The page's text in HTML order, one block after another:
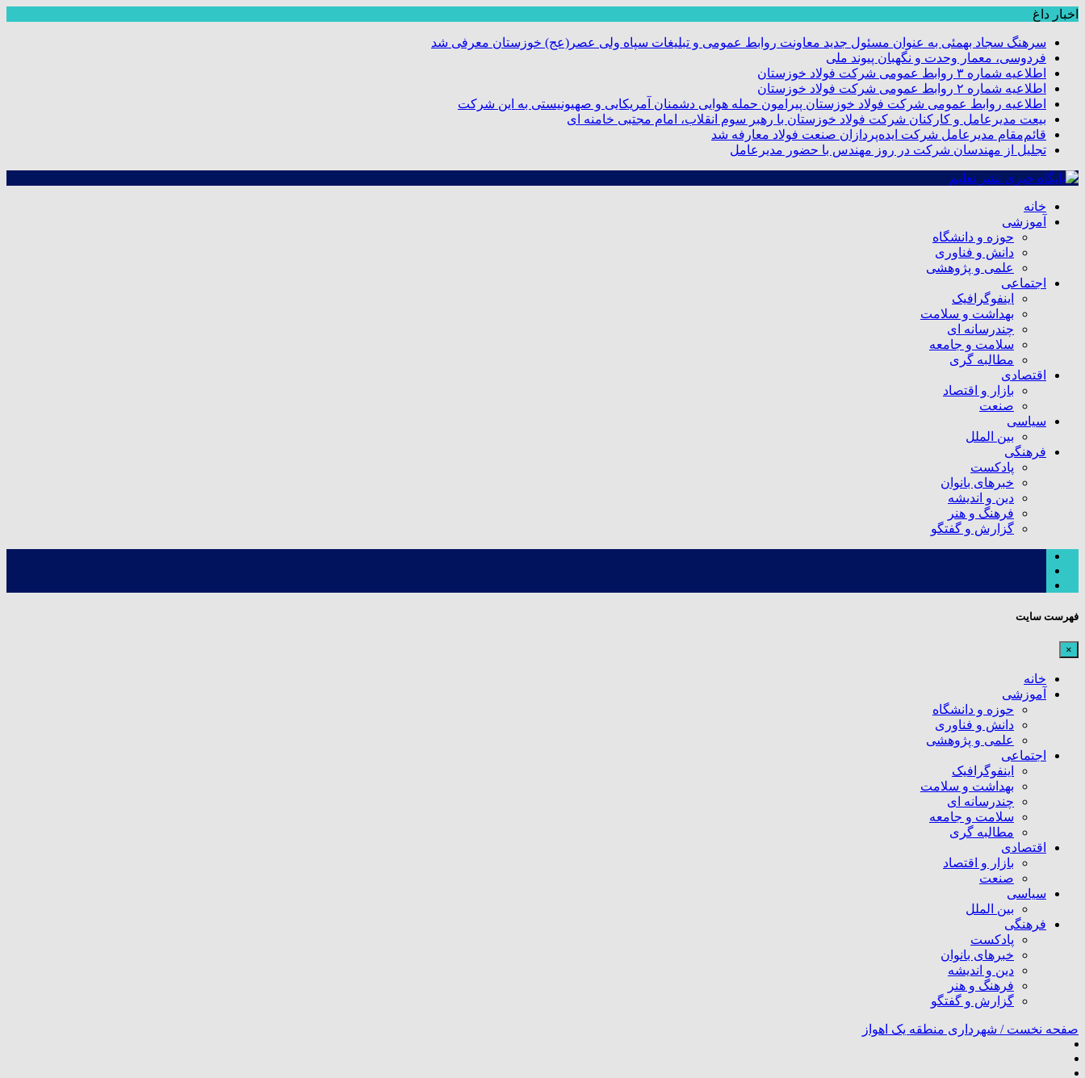
اخبار داغ
سرهنگ سجاد بهمئی به عنوان مسئول جدید معاونت روابط عمومی و تبلیغات سپاه ولی عصر(عج) خوزستان معرفی شد
فردوسی، معمار وحدت و نگهبان پیوند ملی
اطلاعیه شماره ۳ روابط عمومی شرکت فولاد خوزستان
اطلاعیه شماره ۲ روابط عمومی شرکت فولاد خوزستان
اطلاعیه روابط عمومی شرکت فولاد خوزستان پیرامون حمله هوایی دشمنان آمریکایی و صهیونیستی به این شرکت
بیعت مدیرعامل و کارکنان شرکت فولاد خوزستان با رهبر سوم انقلاب، امام مجتبی خامنه ای
قائم‌مقام مدیرعامل شرکت ایده‌پردازان صنعت فولاد معارفه شد
تجلیل از مهندسان شرکت در روز مهندس با حضور مدیرعامل
خانه
آموزشی
حوزه و دانشگاه
دانش و فناوری
علمی و پژوهشی
اجتماعی
اینفوگرافیک
بهداشت و سلامت
چندرسانه ای
سلامت و جامعه
مطالبه گری
اقتصادی
بازار و اقتصاد
صنعت
سیاسی
بین الملل
فرهنگی
پادکست
خبرهای بانوان
دین و اندیشه
فرهنگ و هنر
گزارش و گفتگو
فهرست سایت
×
خانه
آموزشی
حوزه و دانشگاه
دانش و فناوری
علمی و پژوهشی
اجتماعی
اینفوگرافیک
بهداشت و سلامت
چندرسانه ای
سلامت و جامعه
مطالبه گری
اقتصادی
بازار و اقتصاد
صنعت
سیاسی
بین الملل
فرهنگی
پادکست
خبرهای بانوان
دین و اندیشه
فرهنگ و هنر
گزارش و گفتگو
صفحه نخست / شهرداری منطقه یک اهواز